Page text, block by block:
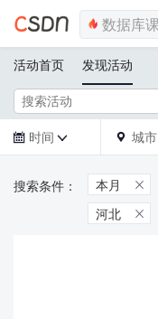
活动首页 发现活动
 时间   城市
本月 
河北 